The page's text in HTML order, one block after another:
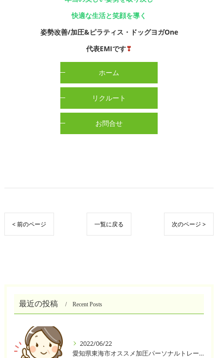
快適な生活と笑顔を導く
姿勢改善/加圧&ピラティス・ドッグヨガOne
代表EMIです❣
ホーム
リクルート
お問合せ
< 前のページ 一覧に戻る 次のページ >
最近の投稿 Recent Posts
2022/06/22
愛知県東海市オススメ加圧パーソナルトレーニングジム One❣️